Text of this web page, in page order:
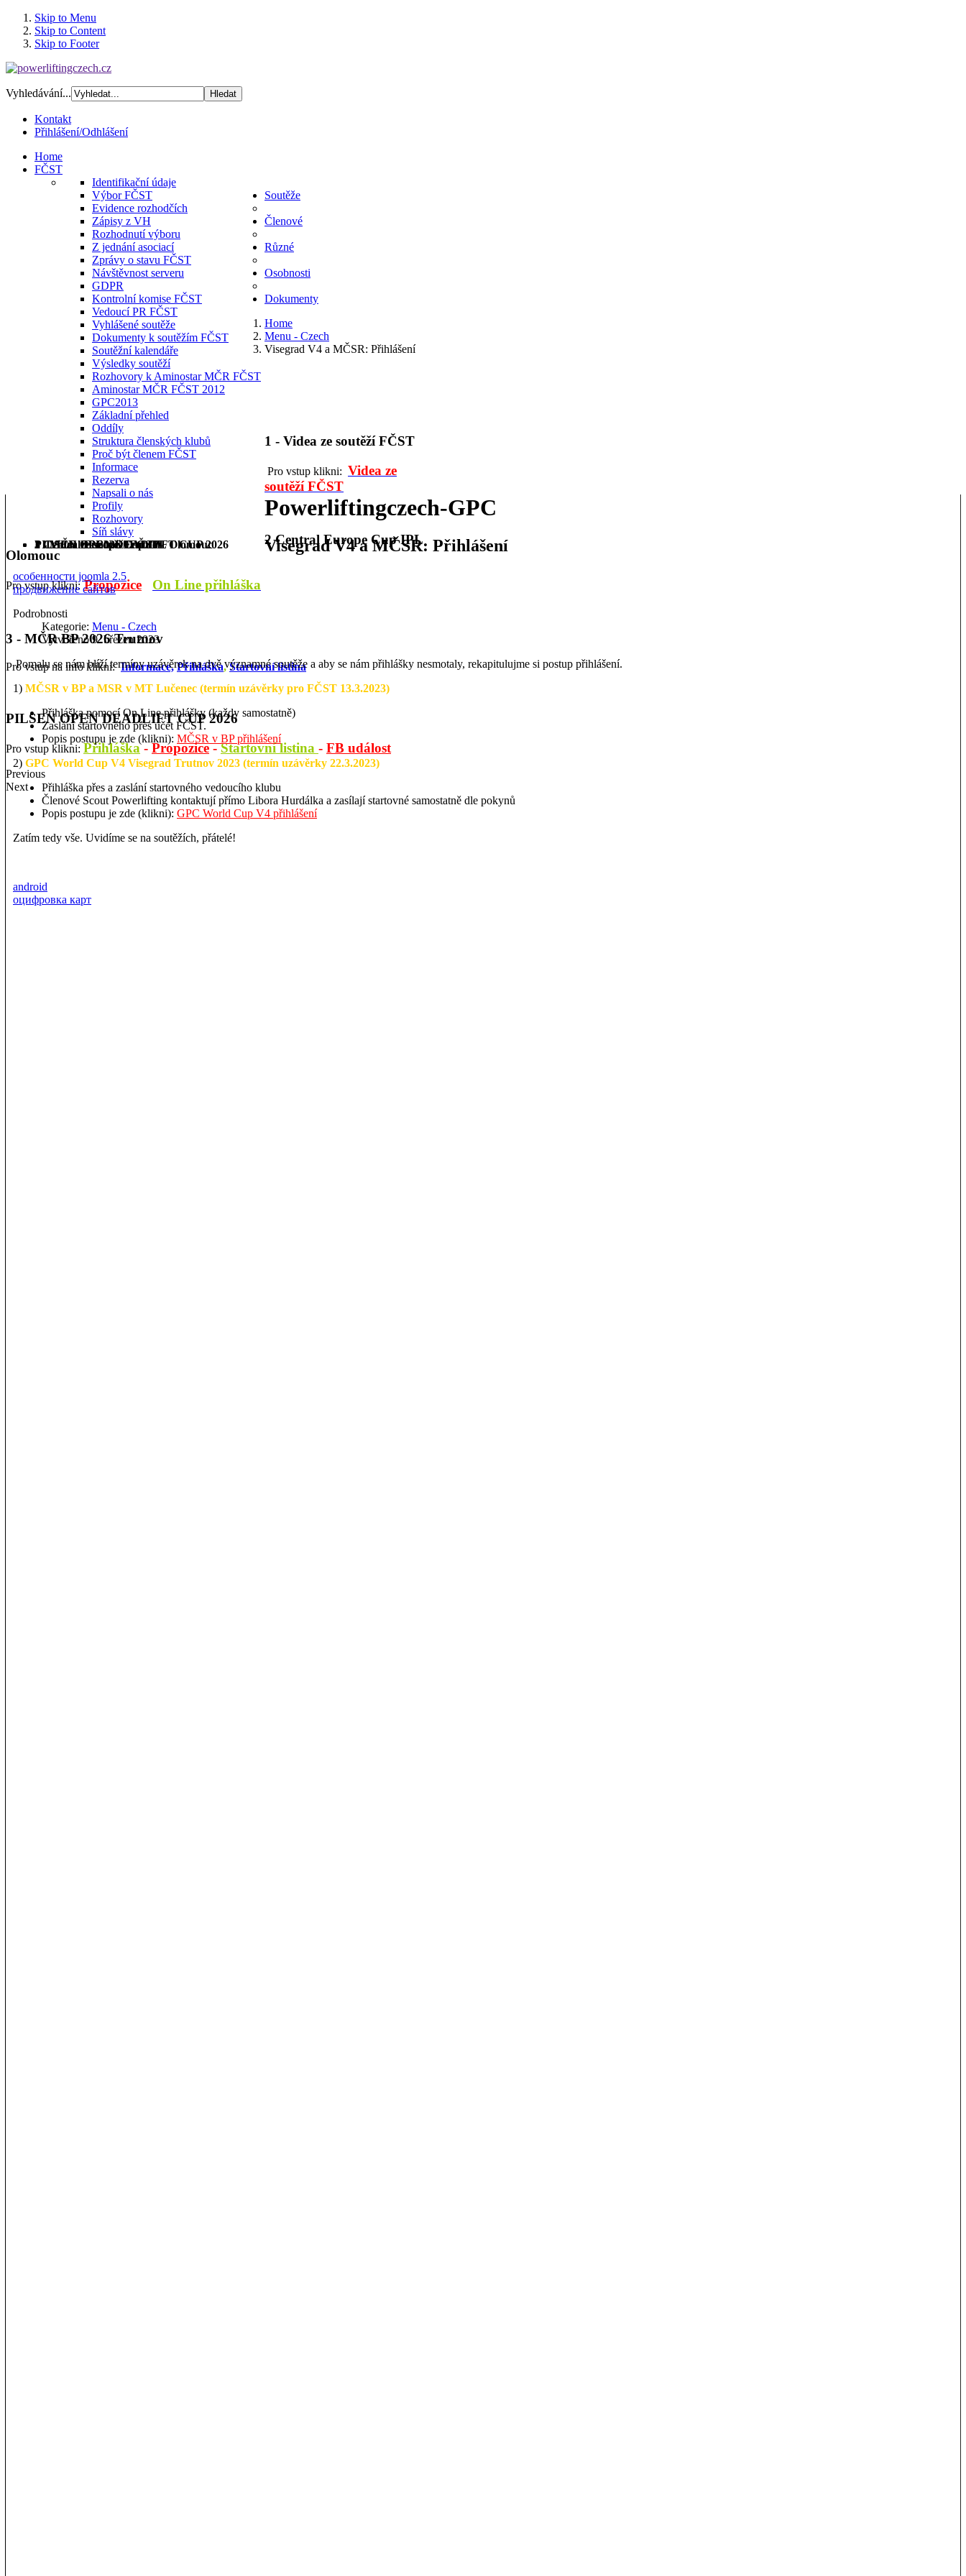
Skip to Menu
Skip to Content
Skip to Footer
Vyhledávání...
Kontakt
Přihlášení/Odhlášení
Home
FČST
Identifikační údaje
Výbor FČST
Evidence rozhodčích
Zápisy z VH
Rozhodnutí výboru
Z jednání asociací
Zprávy o stavu FČST
Návštěvnost serveru
GDPR
Kontrolní komise FČST
Vedoucí PR FČST
Soutěže
Vyhlášené soutěže
Dokumenty k soutěžím FČST
Soutěžní kalendáře
Výsledky soutěží
Rozhovory k Aminostar MČR FČST
Aminostar MČR FČST 2012
GPC2013
Členové
Základní přehled
Oddíly
Struktura členských klubů
Proč být členem FČST
Různé
Informace
Rezerva
Osobnosti
Napsali o nás
Profily
Rozhovory
Síň slávy
Dokumenty
Home
Menu - Czech
Visegrad V4 a MČSR: Přihlášení
1 - Videa ze soutěží FČST
2 Central Europe Cup IPL Olomouc
3 - MČR BP 2026 Trutnov
PILSEN OPEN DEADLIFT CUP 2026
1 - Videa ze soutěží FČST
Pro vstup klikni: Videa ze
soutěží FČST
2 Central Europe Cup IPL
Olomouc
Pro vstup klikni: Propozice On Line přihláška
3 - MČR BP 2026 Trutnov
Pro vstup na info klikni: Informace, Přihláška,Startovní listina
PILSEN OPEN DEADLIFT CUP 2026
Pro vstup klikni: Přihláška- Propozice-Startovní listina - FB událost
Previous
Next
Powerliftingczech-GPC
Visegrad V4 a MČSR: Přihlášení
особенности joomla 2.5
продвижение сайтов
Podrobnosti
Kategorie: Menu - Czech
Vytvořeno 9. březen 2023
Pomalu se nám blíží termíny uzávěrek na dvě významné soutěže a aby se nám přihlášky nesmotaly, rekapitulujme si postup přihlášení.
1) MČSR v BP a MSR v MT Lučenec (termín uzávěrky pro FČST 13.3.2023)
Přihláška pomocí On Line přihlášky (každy samostatně)
Zaslání startovného přes účet FČST.
Popis postupu je zde (klikni): MČSR v BP přihlášení
2) GPC World Cup V4 Visegrad Trutnov 2023 (termín uzávěrky 22.3.2023)
Přihláška přes a zaslání startovného vedoucího klubu
Členové Scout Powerlifting kontaktují přímo Libora Hurdálka a zasílají startovné samostatně dle pokynů
Popis postupu je zde (klikni): GPC World Cup V4 přihlášení
Zatím tedy vše. Uvidíme se na soutěžích, přátelé!
android
оцифровка карт